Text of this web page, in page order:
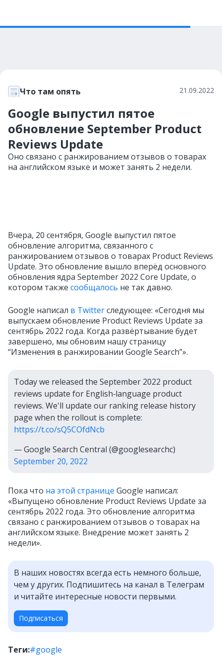
Что там опять 21.09.2022
Google выпустил пятое
обновление September Product
Reviews Update
Оно связано с ранжированием отзывов о товарах
на английском языке и может занять 2 недели.
Вчера, 20 сентября, Google выпустил пятое
обновление алгоритма, связанного с
ранжированием отзывов о товарах Product Reviews
Update. Это обновление вышло вперёд основного
обновления ядра September 2022 Core Update, о
котором также сообщалось не так давно.
Google написал в Twitterследующее: «Сегодня мы
выпускаем обновление Product Reviews Update за
сентябрь 2022 года. Когда развёртывание будет
завершено, мы обновим нашу страницу
“Изменения в ранжировании Google Search”».
Today we released the September 2022 product
reviews update for English‑language product
reviews. We'll update our ranking release history
page when the rollout is complete:
https://t.co/sQ5COfdNcb
— Google Search Central (@googlesearchc)
September 20, 2022
Пока что на этой странице Google написал:
«Выпущено обновление Product Reviews Update за
сентябрь 2022 года. Это обновление алгоритма
связано с ранжированием отзывов о товарах на
английском языке. Внедрение может занять 2
недели».
В наших новостях всегда есть немного больше,
чем у других. Подпишитесь на канал в Телеграм
и читайте интересные новости первыми.
Подписаться
Теги:#google